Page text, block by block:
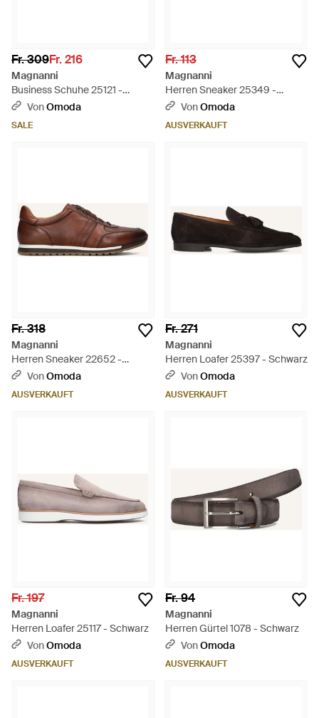
Fr. 309Fr. 216
Magnanni
Business Schuhe 25121 -
Schwarz
VonOmoda
SALE
Fr. 113
Magnanni
Herren Sneaker 25349 -
Schwarz
VonOmoda
AUSVERKAUFT
Fr. 318
Magnanni
Herren Sneaker 22652 -
Schwarz
VonOmoda
AUSVERKAUFT
Fr. 271
Magnanni
Herren Loafer 25397 - Schwarz
VonOmoda
AUSVERKAUFT
Fr. 197
Magnanni
Herren Loafer 25117 - Schwarz
VonOmoda
AUSVERKAUFT
Fr. 94
Magnanni
Herren Gürtel 1078 - Schwarz
VonOmoda
AUSVERKAUFT